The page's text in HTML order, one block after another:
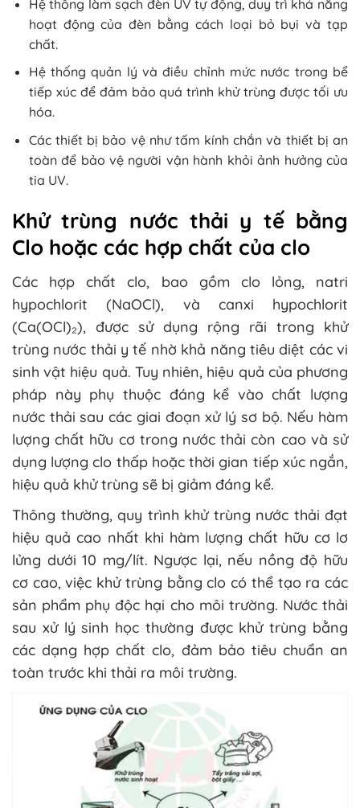
Hệ thống làm sạch đèn UV tự động, duy trì khả năng
hoạt động của đèn bằng cách loại bỏ bụi và tạp
chất.
Hệ thống quản lý và điều chỉnh mức nước trong bể
tiếp xúc để đảm bảo quá trình khử trùng được tối ưu
hóa.
Các thiết bị bảo vệ như tấm kính chắn và thiết bị an
toàn để bảo vệ người vận hành khỏi ảnh hưởng của
tia UV.
Khử trùng nước thải y tế bằng
Clo hoặc các hợp chất của clo
Các hợp chất clo, bao gồm clo lỏng, natri
hypochlorit (NaOCl), và canxi hypochlorit
(Ca(OCl)₂), được sử dụng rộng rãi trong khử
trùng nước thải y tế nhờ khả năng tiêu diệt các vi
sinh vật hiệu quả. Tuy nhiên, hiệu quả của phương
pháp này phụ thuộc đáng kể vào chất lượng
nước thải sau các giai đoạn xử lý sơ bộ. Nếu hàm
lượng chất hữu cơ trong nước thải còn cao và sử
dụng lượng clo thấp hoặc thời gian tiếp xúc ngắn,
hiệu quả khử trùng sẽ bị giảm đáng kể.
Thông thường, quy trình khử trùng nước thải đạt
hiệu quả cao nhất khi hàm lượng chất hữu cơ lơ
lửng dưới 10 mg/lít. Ngược lại, nếu nồng độ hữu
cơ cao, việc khử trùng bằng clo có thể tạo ra các
sản phẩm phụ độc hại cho môi trường. Nước thải
sau xử lý sinh học thường được khử trùng bằng
các dạng hợp chất clo, đảm bảo tiêu chuẩn an
toàn trước khi thải ra môi trường.